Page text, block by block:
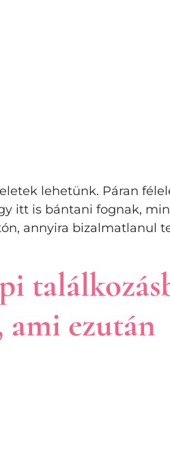
lehetünk. Páran
itt is bántani fognak,
annyira bizalmatlanul
ami ezután